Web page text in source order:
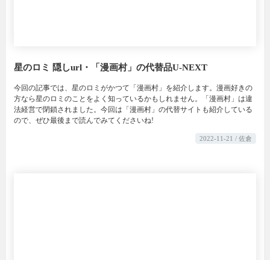
星のロミ 隠しurl・「漫画村」の代替品U-NEXT
今回の記事では、星のロミがかつて「漫画村」を紹介します。漫画好きの
方なら星のロミのことをよく知っているかもしれません。「漫画村」は違
法経営で閉鎖されました。今回は「漫画村」の代替サイトも紹介している
ので、ぜひ最後まで読んでみてくださいね!
2022-11-21 / 佐倉